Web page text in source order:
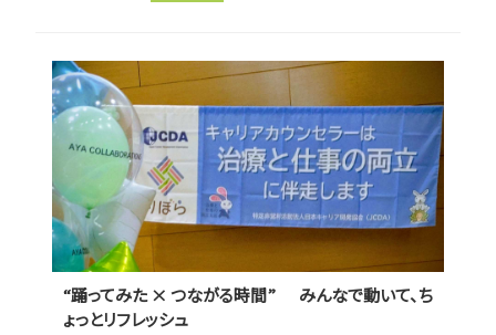
“踊ってみた × つながる時間” みんなで動いて、ち
ょっとリフレッシュ